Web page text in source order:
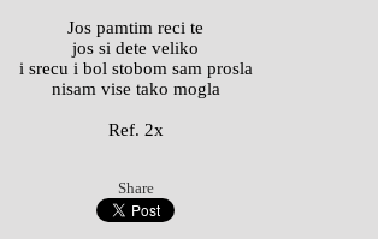
Jos pamtim reci te
jos si dete veliko
i srecu i bol stobom sam prosla
nisam vise tako mogla
Ref. 2x
Share